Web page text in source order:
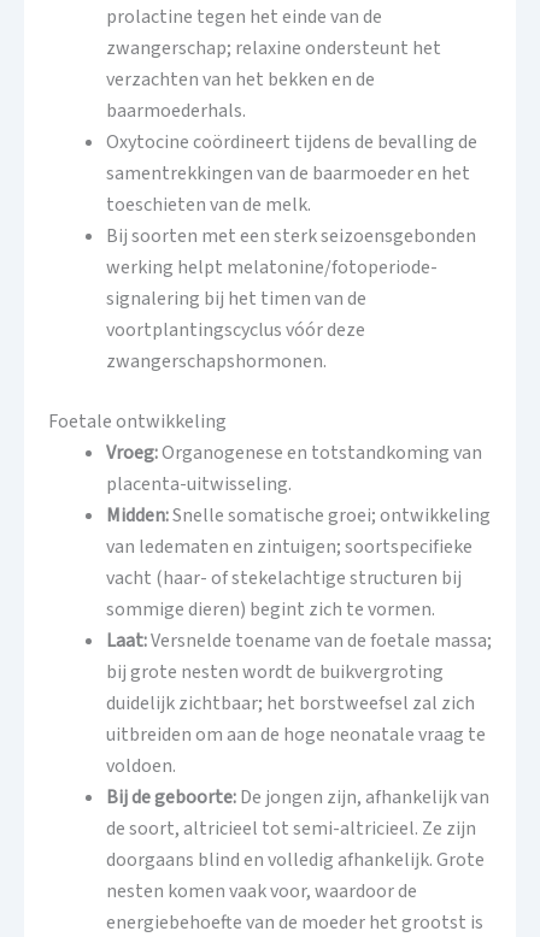
prolactine tegen het einde van de
zwangerschap; relaxine ondersteunt het
verzachten van het bekken en de
baarmoederhals.
Oxytocine coördineert tijdens de bevalling de
samentrekkingen van de baarmoeder en het
toeschieten van de melk.
Bij soorten met een sterk seizoensgebonden
werking helpt melatonine/fotoperiode-
signalering bij het timen van de
voortplantingscyclus vóór deze
zwangerschapshormonen.
Foetale ontwikkeling
Vroeg:Organogenese en totstandkoming van
placenta-uitwisseling.
Midden:Snelle somatische groei; ontwikkeling
van ledematen en zintuigen; soortspecifieke
vacht (haar- of stekelachtige structuren bij
sommige dieren) begint zich te vormen.
Laat:Versnelde toename van de foetale massa;
bij grote nesten wordt de buikvergroting
duidelijk zichtbaar; het borstweefsel zal zich
uitbreiden om aan de hoge neonatale vraag te
voldoen.
Bij de geboorte:De jongen zijn, afhankelijk van
de soort, altricieel tot semi-altricieel. Ze zijn
doorgaans blind en volledig afhankelijk. Grote
nesten komen vaak voor, waardoor de
energiebehoefte van de moeder het grootst is